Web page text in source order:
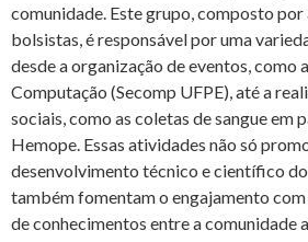
comunidade. Este grupo, composto por
bolsistas, é responsável por uma
desde a organização de eventos, como
Computação (Secomp UFPE), até a
sociais, como as coletas de sangue em
Hemope. Essas atividades não só
desenvolvimento técnico e científico
também fomentam o engajamento
de conhecimentos entre a comunidade